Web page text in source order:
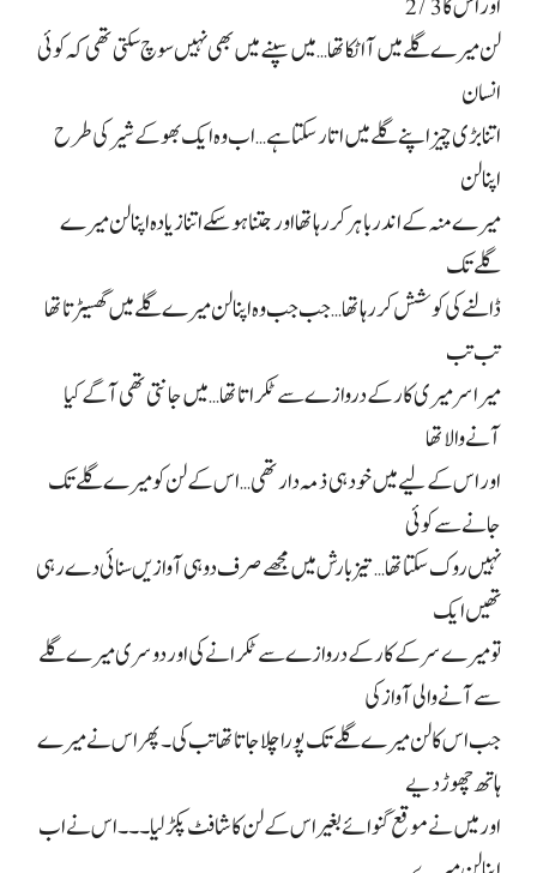
لن میرے گلے میں آ اٹکا تھا… میں سپنے میں بھی نہیں سوچ سکتی تھی کہ کوئی
انسان
اتنا بڑی چیز اپنے گلے میں اتار سکتا ہے… اب وہ ایک بھوکے شیر کی طرح
اپنا لن
میرے منہ کے اندر باہر کر رہا تھا اور جتنا ہو سکے اتنا زیادہ اپنا لن میرے
گلے تک
ڈالنے کی کوشش کر رہا تھا… جب جب وہ اپنا لن میرے گلے میں گھسیڑتا تھا
تب تب
میرا سر میری کار کے دروازے سے ٹکراتا تھا… میں جانتی تھی آگے کیا
آنے والا تھا
اور اس کے لیے میں خود ہی ذمہ دار تھی… اس کے لن کو میرے گلے تک
جانے سے کوئی
نہیں روک سکتا تھا… تیز بارش میں مجھے صرف دو ہی آوازیں سنائی دے رہی
تھیں ایک
تو میرے سر کے کار کے دروازے سے ٹکرانے کی اور دوسری میرے گلے
سے آنے والی آواز کی
جب اس کا لن میرے گلے تک پورا چلا جاتا تھا تب کی۔ پھر اس نے میرے
ہاتھ چھوڑ دیے
اور میں نے موقع گنوائے بغیر اس کے لن کا شافٹ پکڑ لیا۔۔۔ اس نے اب